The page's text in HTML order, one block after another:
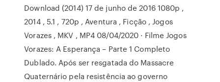
Download (2014) 17 de junho de 2016 1080p ,
2014 , 5.1 , 720p , Aventura , Ficção , Jogos
Vorazes , MKV , MP4 08/04/2020 · Filme Jogos
Vorazes: A Esperança – Parte 1 Completo
Dublado. Após ser resgatada do Massacre
Quaternário pela resistência ao governo